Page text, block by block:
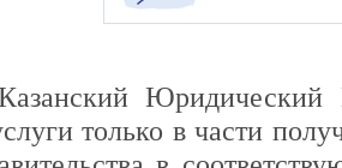
Юридический
только в части